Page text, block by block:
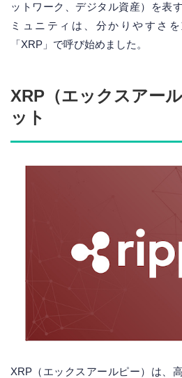
ットワーク、デジタル資産）を表
ミュニティは、分かりやすさ
「XRP」で呼び始めました。
XRP（エックスアー
ット
XRP（エックスアールピー）は、